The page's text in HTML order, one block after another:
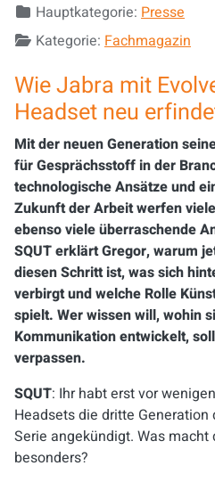
DetailsHauptkategorie: Presse
Kategorie: Fachmagazin
Wie Jabra mit
Headset neu
Mit der neuen Generation
für Gesprächsstoff in der
technologische Ansätze und
Zukunft der Arbeit werfen
ebenso viele überraschende
SQUT erklärt Gregor, warum
diesen Schritt ist, was sich
verbirgt und welche Rolle
spielt. Wer wissen will, wohin
Kommunikation entwickelt,
verpassen.
SQUT: Ihr habt erst vor
Headsets die dritte Generation
Serie angekündigt. Was macht
besonders?